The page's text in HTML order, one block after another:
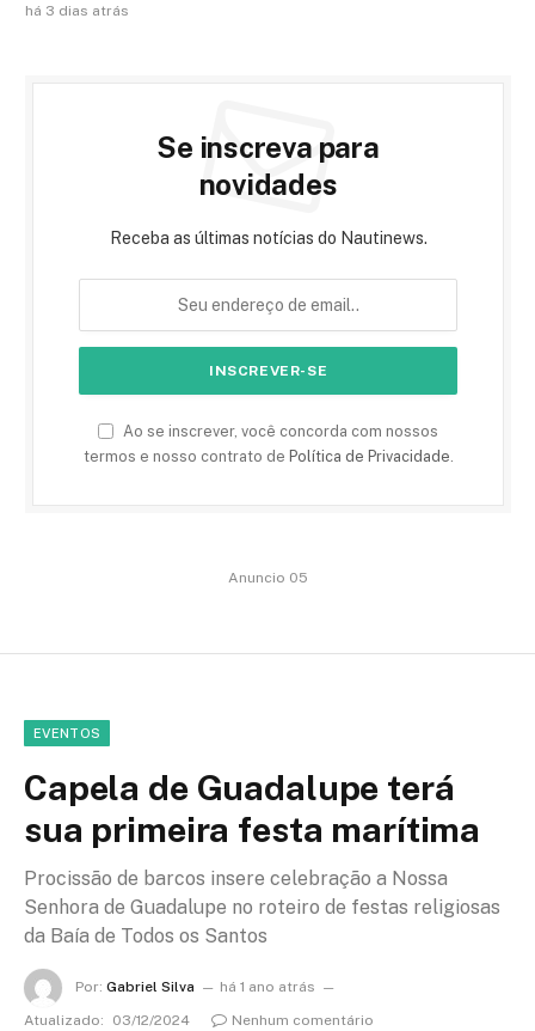
há 3 dias atrás
Se inscreva para
novidades
Receba as últimas notícias do Nautinews.
Ao se inscrever, você concorda com nossos
termos e nosso contrato de Política de Privacidade
Anuncio 05
EVENTOS
Capela de Guadalupe terá
sua primeira festa marítima
Procissão de barcos insere celebração a Nossa
Senhora de Guadalupe no roteiro de festas religiosas
da Baía de Todos os Santos
Por: Gabriel Silva
há 1 ano atrás
Atualizado:
03/12/2024 Nenhum comentário